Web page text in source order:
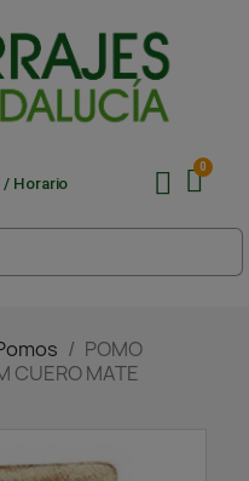
/ Horario
POMO
CUERO MATE